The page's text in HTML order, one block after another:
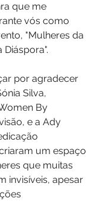
que me
vós como
"Mulheres da
Diáspora".
por agradecer
Silva,
By
e a Ady
um espaço
que muitas
invisíveis, apesar